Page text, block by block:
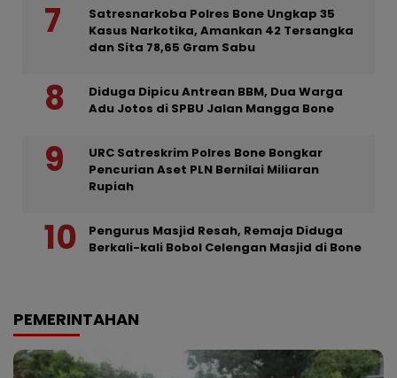
Satresnarkoba Polres Bone Ungkap 35
Kasus Narkotika, Amankan 42 Tersangka
dan Sita 78,65 Gram Sabu
Diduga Dipicu Antrean BBM, Dua Warga
Adu Jotos di SPBU Jalan Mangga Bone
URC Satreskrim Polres Bone Bongkar
Pencurian Aset PLN Bernilai Miliaran
Rupiah
Pengurus Masjid Resah, Remaja Diduga
Berkali-kali Bobol Celengan Masjid di Bone
PEMERINTAHAN